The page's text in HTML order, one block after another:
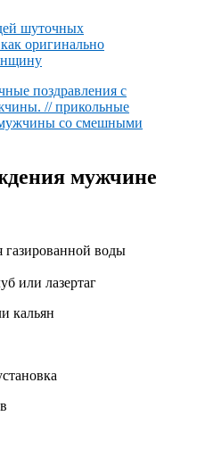
мужчине
воды
или лазертаг
кальян